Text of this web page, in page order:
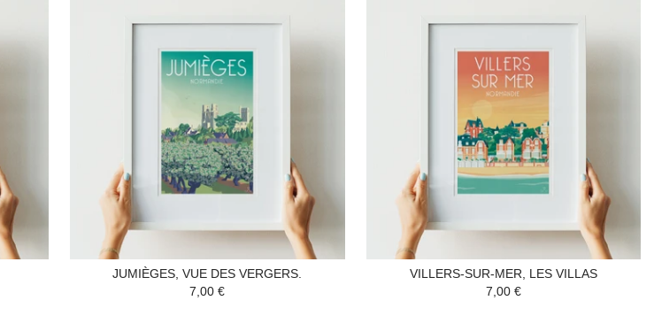
JUMIÈGES, VUE DES VERGERS.
7,00 €
VILLERS-SUR-MER, LES VILLAS
7,00 €